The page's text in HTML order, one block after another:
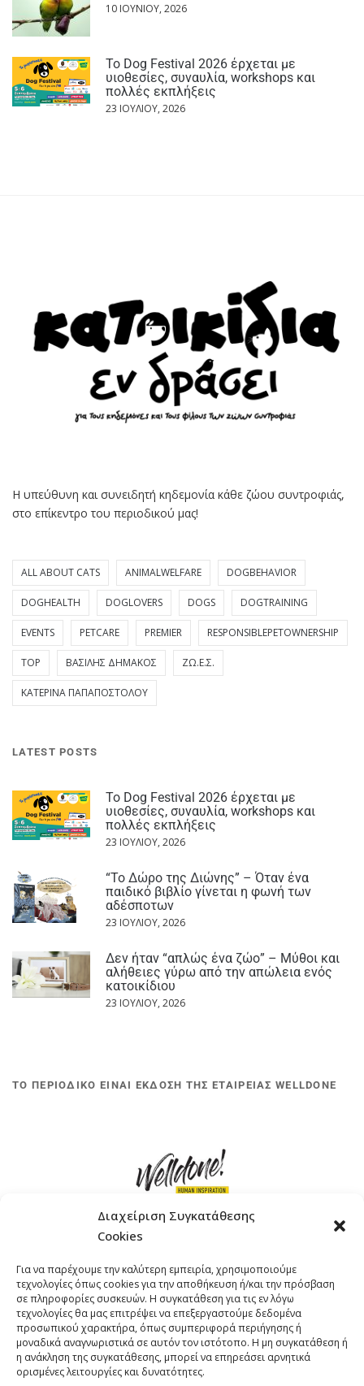
Διαχείριση Συγκατάθεσης
Cookies
Για να παρέχουμε την καλύτερη εμπειρία, χρησιμοποιούμε
τεχνολογίες όπως cookies για την αποθήκευση ή/και την πρόσβαση
σε πληροφορίες συσκευών. Η συγκατάθεση για τις εν λόγω
τεχνολογίες θα μας επιτρέψει να επεξεργαστούμε δεδομένα
προσωπικού χαρακτήρα, όπως συμπεριφορά περιήγησης ή
μοναδικά αναγνωριστικά σε αυτόν τον ιστότοπο. Η μη συγκατάθεση ή
η ανάκληση της συγκατάθεσης, μπορεί να επηρεάσει αρνητικά
ορισμένες λειτουργίες και δυνατότητες.
10 ΙΟΥΝΊΟΥ, 2026
Το Dog Festival 2026 έρχεται με
υιοθεσίες, συναυλία, workshops και
πολλές εκπλήξεις
23 ΙΟΥΛΊΟΥ, 2026
Η υπεύθυνη και συνειδητή κηδεμονία κάθε ζώου συντροφιάς,
στο επίκεντρο του περιοδικού μας!
ALL ABOUT CATS ANIMALWELFARE DOGBEHAVIOR
DOGHEALTH DOGLOVERS DOGS DOGTRAINING
EVENTS PETCARE PREMIER RESPONSIBLEPETOWNERSHIP
TOP ΒΑΣΊΛΗΣ ΔΗΜΆΚΟΣ ΖΩ.Ε.Σ.
ΚΑΤΕΡΊΝΑ ΠΑΠΑΠΟΣΤΌΛΟΥ
LATEST POSTS
Το Dog Festival 2026 έρχεται με
υιοθεσίες, συναυλία, workshops και
πολλές εκπλήξεις
23 ΙΟΥΛΊΟΥ, 2026
“Το Δώρο της Διώνης” – Όταν ένα
παιδικό βιβλίο γίνεται η φωνή των
αδέσποτων
23 ΙΟΥΛΊΟΥ, 2026
Δεν ήταν “απλώς ένα ζώο” – Μύθοι και
αλήθειες γύρω από την απώλεια ενός
κατοικίδιου
23 ΙΟΥΛΊΟΥ, 2026
ΤΟ ΠΕΡΙΟΔΙΚΟ ΕΙΝΑΙ ΕΚΔΟΣΗ ΤΗΣ ΕΤΑΙΡΕΙΑΣ WELLDONE
ΤΗΛΕΦΩΝΟ: +30 211 4021758
EMAIL:info@welldone.com.gr